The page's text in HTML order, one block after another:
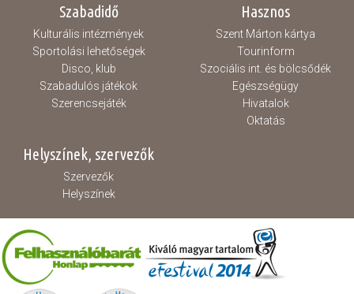
Szabadidő
Kulturális intézmények
Sportolási lehetőségek
Disco, klub
Szabadulós játékok
Szerencsejáték
Hasznos
Szent Márton kártya
Tourinform
Szociális int. és bölcsődék
Egészségügy
Hivatalok
Oktatás
Helyszínek, szervezők
Szervezők
Helyszínek